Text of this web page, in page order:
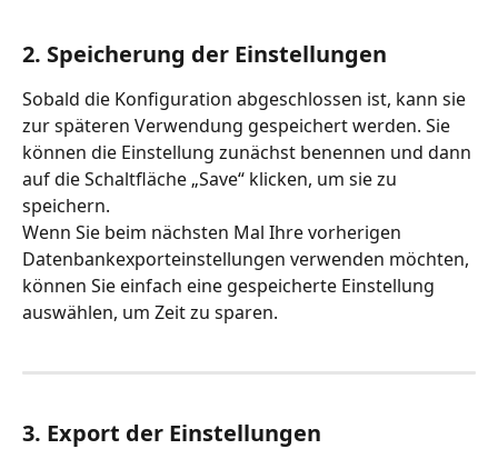
2. Speicherung der Einstellungen
Sobald die Konfiguration abgeschlossen ist, kann sie
zur späteren Verwendung gespeichert werden. Sie
können die Einstellung zunächst benennen und dann
auf die Schaltfläche „Save“ klicken, um sie zu
speichern.
Wenn Sie beim nächsten Mal Ihre vorherigen
Datenbankexporteinstellungen verwenden möchten,
können Sie einfach eine gespeicherte Einstellung
auswählen, um Zeit zu sparen.
3. Export der Einstellungen